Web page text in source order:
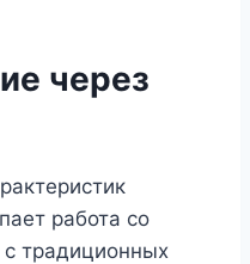
через
работа со
традиционных